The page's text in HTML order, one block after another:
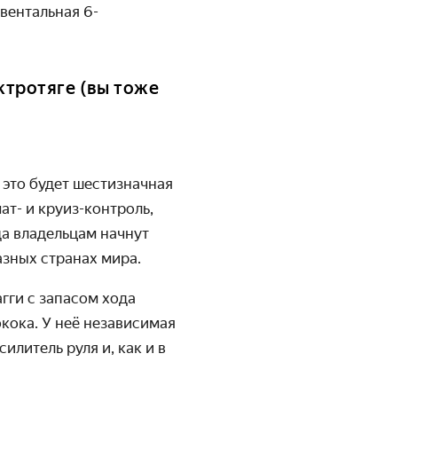
6-
(вы тоже
будет шестизначная
и круиз-контроль,
владельцам начнут
странах мира.
с запасом хода
У неё независимая
руля и, как и в